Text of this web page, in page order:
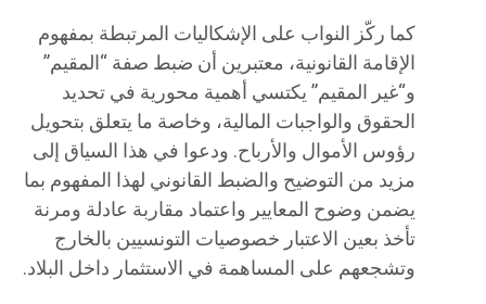
كما ركّز النواب على الإشكاليات المرتبطة بمفهوم
الإقامة القانونية، معتبرين أن ضبط صفة “المقيم”
و“غير المقيم” يكتسي أهمية محورية في تحديد
الحقوق والواجبات المالية، وخاصة ما يتعلق بتحويل
رؤوس الأموال والأرباح. ودعوا في هذا السياق إلى
مزيد من التوضيح والضبط القانوني لهذا المفهوم بما
يضمن وضوح المعايير واعتماد مقاربة عادلة ومرنة
تأخذ بعين الاعتبار خصوصيات التونسيين بالخارج
وتشجعهم على المساهمة في الاستثمار داخل البلاد.